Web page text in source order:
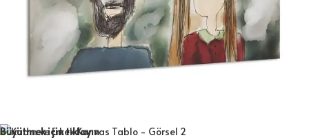
Büyütmek için tıklayın